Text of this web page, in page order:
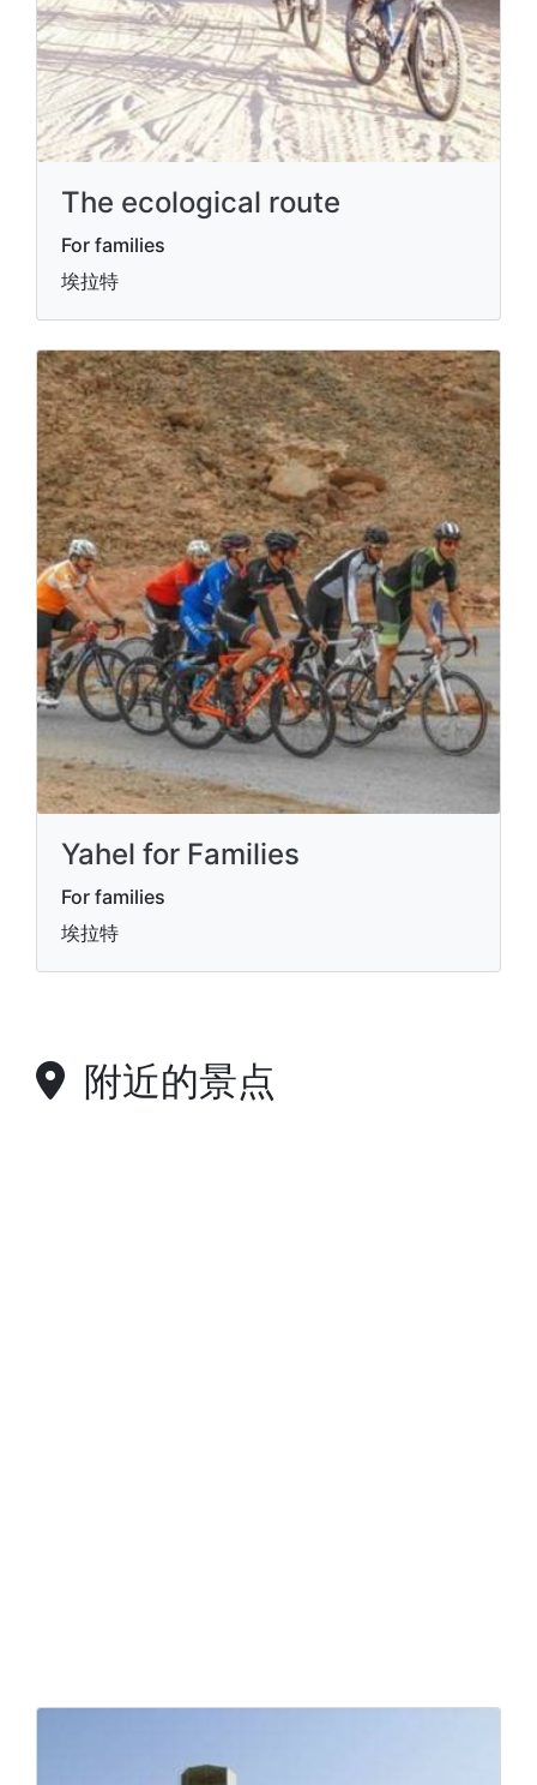
The ecological route
For families
埃拉特
Yahel for Families
For families
埃拉特
附近的景点